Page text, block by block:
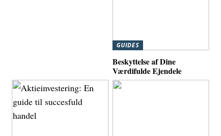
GUIDES
Beskyttelse af Dine
Værdifulde Ejendele